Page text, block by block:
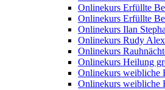
Onlinekurs Erfüllte
Onlinekurs Erfüllte
Onlinekurs Ilan
Onlinekurs Rudy
Onlinekurs
Onlinekurs Heilung
Onlinekurs weibliche
Onlinekurs weibliche